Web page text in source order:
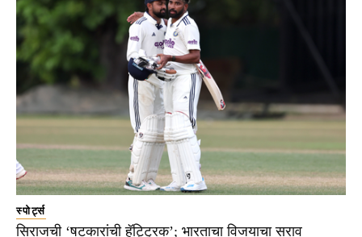
स्पोर्ट्स
सिराजची ‘षटकारांची हॅट्ट्रिक’; भारताचा विजयाचा सराव